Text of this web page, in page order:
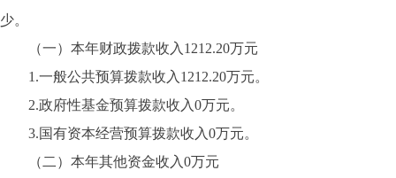
少。
（一）本年财政拨款收入1212.20万元
1.一般公共预算拨款收入1212.20万元。
2.政府性基金预算拨款收入0万元。
3.国有资本经营预算拨款收入0万元。
（二）本年其他资金收入0万元